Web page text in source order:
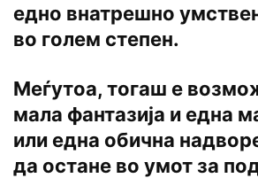
едно внатрешно
во голем степен.
Меѓутоа, тогаш е
мала фантазија и една
или една обична
да остане во умот за